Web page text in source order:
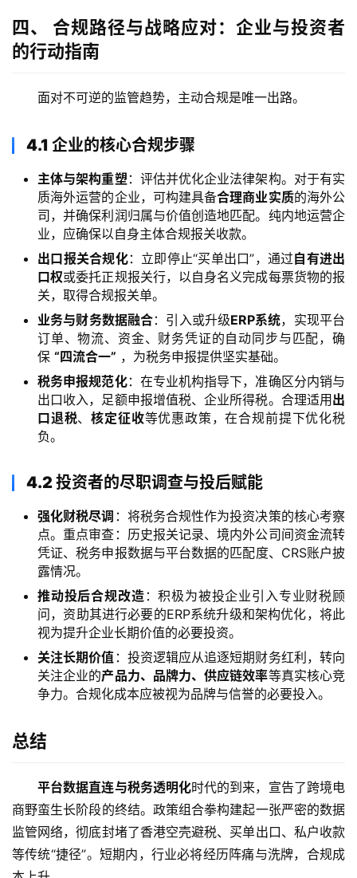
问
答
生
合
专
四、 合规路径与战略应对：企业与投资者
的行动指南
面对不可逆的监管趋势，主动合规是唯一出路。
4.1 企业的核心合规步骤
主体与架构重塑 ：评估并优化企业法律架构。对于有实
质海外运营的企业，可构建具备合理商业实质的海外公
司，并确保利润归属与价值创造地匹配。纯内地运营企
业，应确保以自身主体合规报关收款。
出口报关合规化：立即停止“买单出口”，通过自有进出
口权或委托正规报关行，以自身名义完成每票货物的报
关，取得合规报关单。
业务与财务数据融合：引入或升级ERP系统，实现平台
订单、物流、资金、财务凭证的自动同步与匹配，确
保 “四流合一” ，为税务申报提供坚实基础。
税务申报规范化：在专业机构指导下，准确区分内销与
出口收入，足额申报增值税、企业所得税。合理适用 出
口退税、核定征收等优惠政策，在合规前提下优化税
负。
4.2 投资者的尽职调查与投后赋能
强化财税尽调 ：将税务合规性作为投资决策的核心考察
点。重点审查：历史报关记录、境内外公司间资金流转
凭证、税务申报数据与平台数据的匹配度、CRS账户披
露情况。
推动投后合规改造 ：积极为被投企业引入专业财税顾
问，资助其进行必要的ERP系统升级和架构优化，将此
视为提升企业长期价值的必要投资。
关注长期价值 ：投资逻辑应从追逐短期财务红利，转向
关注企业的产品力、品牌力、供应链效率等真实核心竞
争力。合规化成本应被视为品牌与信誉的必要投入。
总结
平台数据直连与税务透明化时代的到来，宣告了跨境电
商野蛮生长阶段的终结。政策组合拳构建起一张严密的数据
监管网络，彻底封堵了香港空壳避税、买单出口、私户收款
等传统“捷径”。短期内，行业必将经历阵痛与洗牌，合规成